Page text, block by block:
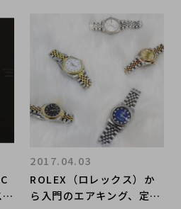
ROLEX（ロレックス）か
ら入門のエアキング、定番
2017.04.03